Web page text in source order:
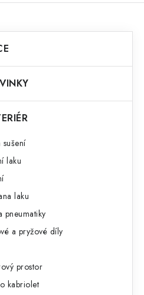
sušení
laku
laku
pneumatiky
a pryžové díly
prostor
kabriolet